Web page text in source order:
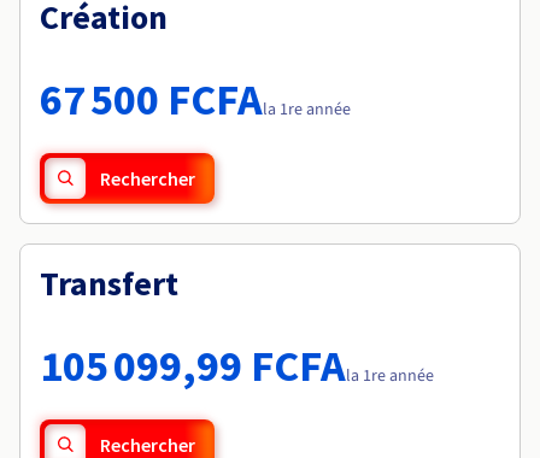
Tarifs
Roadmap & Changelog
Roadmap & Changelog
Création
67 500 FCFAla 1re année
Rechercher
Transfert
105 099,99 FCFAla 1re année
Rechercher